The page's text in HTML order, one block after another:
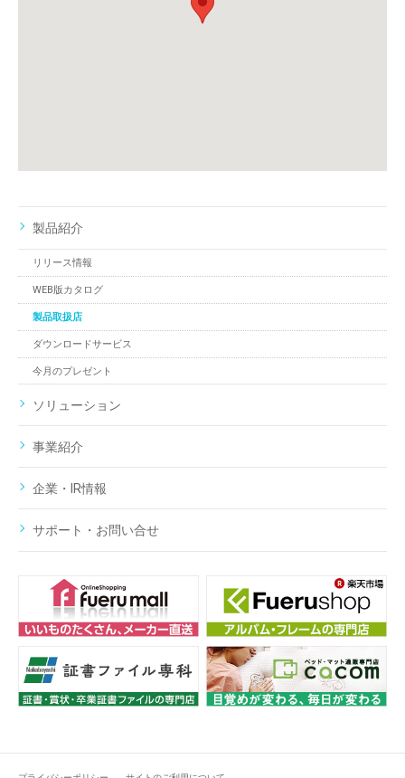
製品紹介
リリース情報
WEB版カタログ
製品取扱店
ダウンロードサービス
今月のプレゼント
ソリューション
事業紹介
企業・IR情報
サポート・お問い合せ